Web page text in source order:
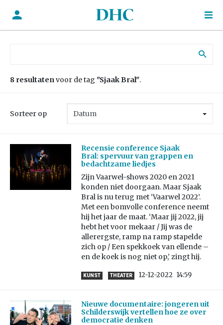
8 resultatenvoor de tag "Sjaak Bral".
Sorteer op
Recensie conference Sjaak
Bral: spervuur van grappen en
bedachtzame liedjes
Zijn Vaarwel-shows 2020 en 2021
konden niet doorgaan. Maar Sjaak
Bral is nu terug met ‘Vaarwel 2022’.
Met een bomvolle conference neemt
hij het jaar de maat. ‘Maar jij 2022, jij
hebt het voor mekaar / Jij was de
allerergste, ramp na ramp stapelde
zich op / Een spekkoek van ellende –
en de koek is nog niet op,’ zingt hij.
KUNST THEATER 12-12-2022 14:59
Nieuwe documentaire: jongeren uit
Schilderswijk vertellen hoe ze over
democratie denken